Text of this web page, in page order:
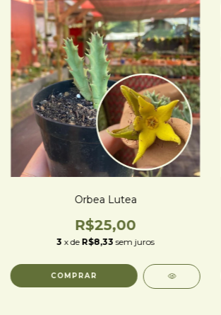
Orbea Lutea
R$25,00
3 x de R$8,33 sem juros